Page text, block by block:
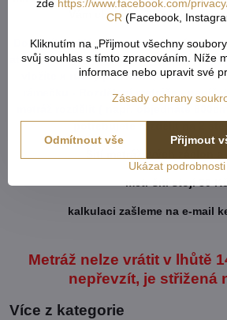
Vám chybělo. Záložka zabere
Do košíku vkládejte celkový počet v cm
atd...) od každého rozměru či barvy.
vložíte x různý počet cm, vše se vám
rámečku - Rozdělení metráže -
potřebujete rozdělit na 2
metr šití stojí 30
kalkulaci zašleme na e-mail
Metráž nelze vrátit v lhůtě
nepřevzít, je střižená
Více z kategorie
zde https://www.facebook.com/
CR (Facebook,
Kliknutím na „Přijmout všechny
svůj souhlas s tímto zpracováním. Níže
informace nebo upravit své
Zásady ochrany
Ukázat podrobnosti
Přijmout
Odmítnout vše